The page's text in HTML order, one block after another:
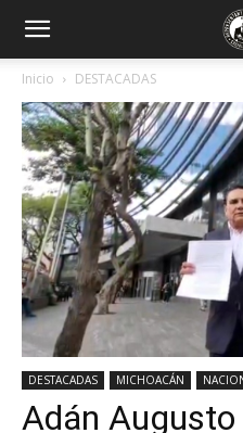
Inicio DESTACADAS
DESTACADAS MICHOACÁN
Adán